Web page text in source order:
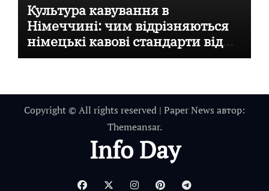
Культура кавування в
Німеччині: чим відрізняються
німецькі кавові стандарти від
італійських
Copyright © All rights reserved | Paper News автор:
Themeansar.
Info Day